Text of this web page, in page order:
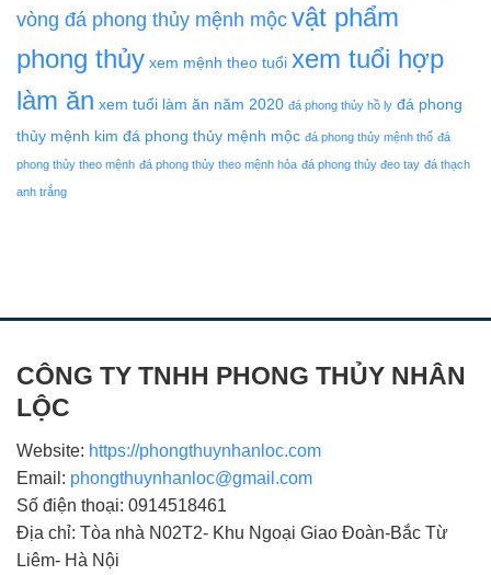
vòng đá phong thủy mệnh mộc vật phẩm
phong thủy xem mệnh theo tuổi xem tuổi hợp
làm ăn xem tuổi làm ăn năm 2020 đá phong thủy hồ ly đá phong
thủy mệnh kim đá phong thủy mệnh mộc đá phong thủy mệnh thổ đá
phong thủy theo mệnh đá phong thủy theo mệnh hỏa đá phong thủy đeo tay đá thạch
anh trắng
CÔNG TY TNHH PHONG THỦY NHÂN
LỘC
Website: https://phongthuynhanloc.com
Email: phongthuynhanloc@gmail.com
Số điện thoại: 0914518461
Địa chỉ: Tòa nhà N02T2- Khu Ngoại Giao Đoàn-Bắc Từ
Liêm- Hà Nội